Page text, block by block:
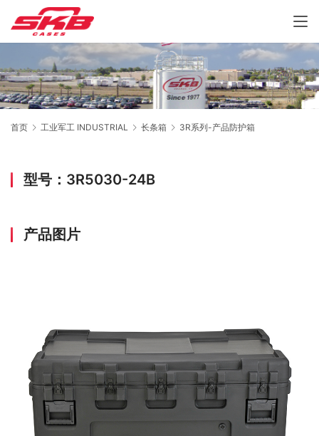
首页 工业军工 INDUSTRIAL 长条箱 3R系列-产品防护箱
型号：3R5030-24B
产品图片